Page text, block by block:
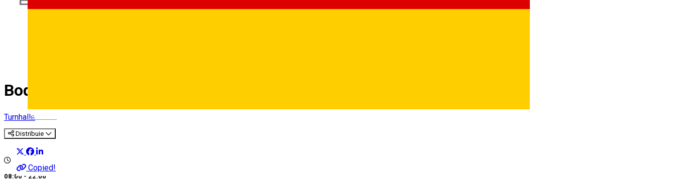
Deutsch
Body Time Sibiu
Turnhalle
Distribuie
Copied!
08:00 - 22:00